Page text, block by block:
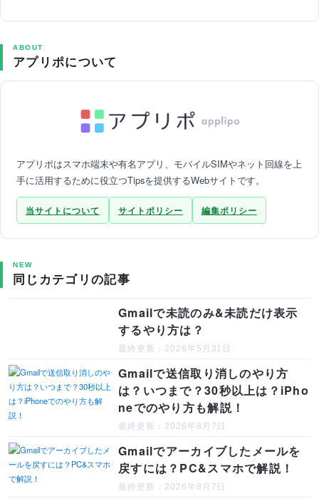
ABOUT
アプリポについて
アプリポはスマホ端末や有名アプリ、モバイルSIMやネット回線を上
手に活用するために役立つTipsを提供するWebサイトです。
当サイトについて サイトポリシー 編集ポリシー
NEW
同じカテゴリの記事
Gmailで未読のみ&未読だけ表示
するやり方は？
最終更新：2026年5月31日
Gmailで送信取り消しのやり方
は？いつまで？30秒以上は？iPho
neでのやり方も解説！
最終更新：2026年8月7日
Gmailでアーカイブしたメールを
戻すには？PC&スマホで解説！
最終更新：2026年8月7日